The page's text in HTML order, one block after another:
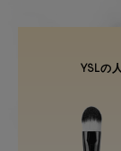
YSLの